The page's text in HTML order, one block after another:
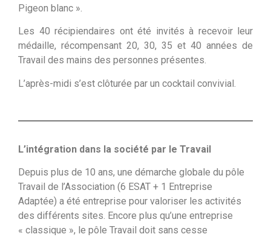
Pigeon blanc ».
Les 40 récipiendaires ont été invités à recevoir leur
médaille, récompensant 20, 30, 35 et 40 années de
Travail des mains des personnes présentes.
L’après-midi s’est clôturée par un cocktail convivial.
L’intégration dans la société par le Travail
Depuis plus de 10 ans, une démarche globale du pôle
Travail de l’Association (6 ESAT + 1 Entreprise
Adaptée) a été entreprise pour valoriser les activités
des différents sites. Encore plus qu’une entreprise
« classique », le pôle Travail doit sans cesse